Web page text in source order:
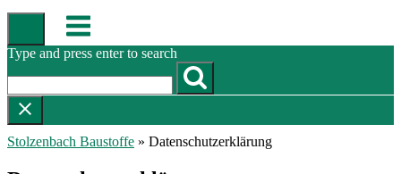
Skip
content
Menu
Type and press enter to search
Stolzenbach Baustoffe » Datenschutzerklärung